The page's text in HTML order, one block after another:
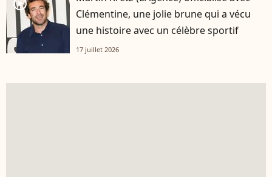
player2
Clémentine, une jolie brune qui a vécu
une histoire avec un célèbre sportif
17 juillet 2026